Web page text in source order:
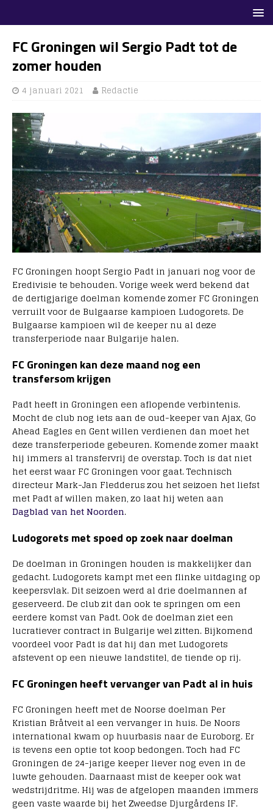
FC Groningen wil Sergio Padt tot de
zomer houden
4 januari 2021 Redactie
FC Groningen hoopt Sergio Padt in januari nog voor de
Eredivisie te behouden. Vorige week werd bekend dat
de dertigjarige doelman komende zomer FC Groningen
verruilt voor de Bulgaarse kampioen Ludogorets. De
Bulgaarse kampioen wil de keeper nu al deze
transferperiode naar Bulgarije halen.
FC Groningen kan deze maand nog een
transfersom krijgen
Padt heeft in Groningen een aflopende verbintenis.
Mocht de club nog iets aan de oud-keeper van Ajax, Go
Ahead Eagles en Gent willen verdienen dan moet het
deze transferperiode gebeuren. Komende zomer maakt
hij immers al transfervrij de overstap. Toch is dat niet
het eerst waar FC Groningen voor gaat. Technisch
directeur Mark-Jan Fledderus zou het seizoen het liefst
met Padt af willen maken, zo laat hij weten aan
Dagblad van het Noorden.
Ludogorets met spoed op zoek naar doelman
De doelman in Groningen houden is makkelijker dan
gedacht. Ludogorets kampt met een flinke uitdaging op
keepersvlak. Dit seizoen werd al drie doelmannen af
geserveerd. De club zit dan ook te springen om een
eerdere komst van Padt. Ook de doelman ziet een
lucratiever contract in Bulgarije wel zitten. Bijkomend
voordeel voor Padt is dat hij dan met Ludogorets
afstevent op een nieuwe landstitel, de tiende op rij.
FC Groningen heeft vervanger van Padt al in huis
FC Groningen heeft met de Noorse doelman Per
Kristian Bråtveit al een vervanger in huis. De Noors
international kwam op huurbasis naar de Euroborg. Er
is tevens een optie tot koop bedongen. Toch had FC
Groningen de 24-jarige keeper liever nog even in de
luwte gehouden. Daarnaast mist de keeper ook wat
wedstrijdritme. Hij was de afgelopen maanden immers
geen vaste waarde bij het Zweedse Djurgårdens IF.